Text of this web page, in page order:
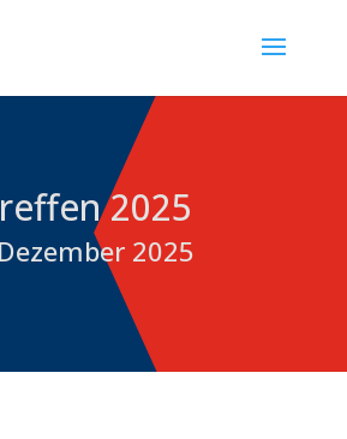
2025
2025